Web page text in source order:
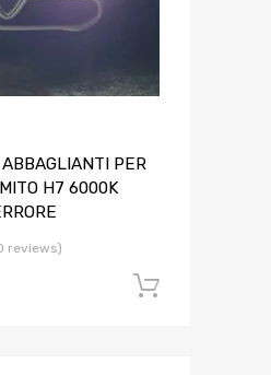
PER
H7 6000K
reviews)